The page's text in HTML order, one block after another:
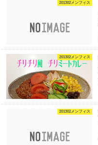
201302メンフィス
201302メンフィス
201302メンフィス